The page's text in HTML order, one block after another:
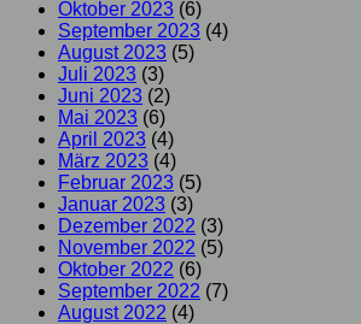
Oktober 2023 (6)
September 2023 (4)
August 2023 (5)
Juli 2023 (3)
Juni 2023 (2)
Mai 2023 (6)
April 2023 (4)
März 2023 (4)
Februar 2023 (5)
Januar 2023 (3)
Dezember 2022 (3)
November 2022 (5)
Oktober 2022 (6)
September 2022 (7)
August 2022 (4)